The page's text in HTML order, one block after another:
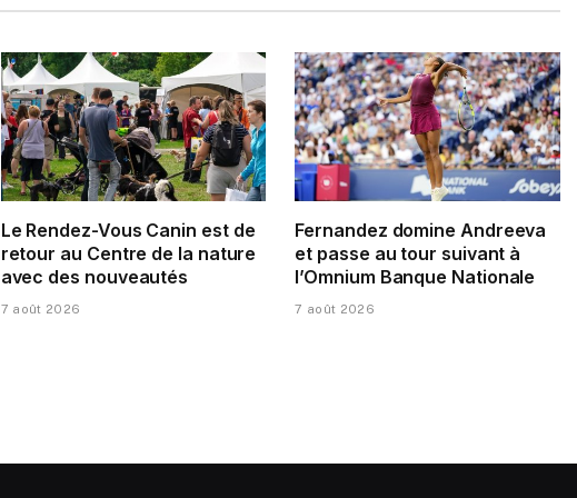
Le Rendez-Vous Canin est de
retour au Centre de la nature
avec des nouveautés
7 août 2026
Fernandez domine Andreeva
et passe au tour suivant à
l’Omnium Banque Nationale
7 août 2026